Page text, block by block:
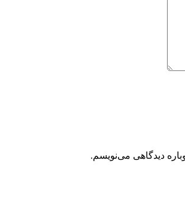
دیدگاهی می‌نویسم.